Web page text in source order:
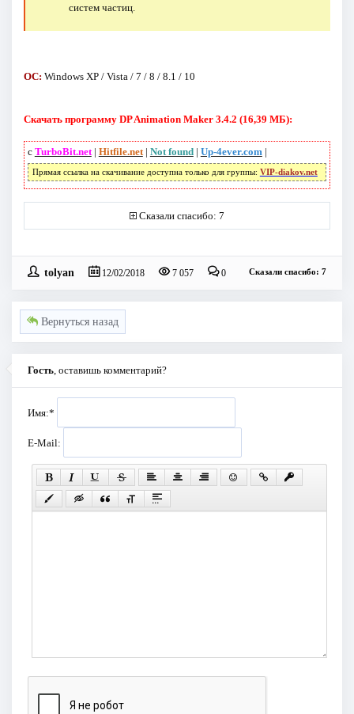
систем частиц.
ОС: Windows XP / Vista / 7 / 8 / 8.1 / 10
Скачать программу DP Animation Maker 3.4.2 (16,39 МБ):
с TurboBit.net| Hitfile.net| Not found| Up-4ever.com |
Прямая ссылка на скачивание доступна только для группы: VIP-diakov.net
Сказали спасибо: 7
tolyan 12/02/2018 7 057 0 Сказали спасибо: 7
Вернуться назад
Гость , оставишь комментарий?
Имя:*
E-Mail: